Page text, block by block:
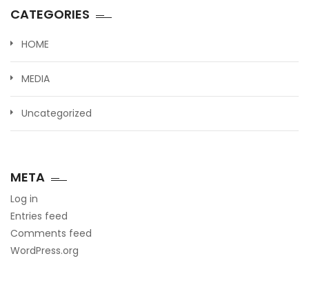
CATEGORIES
HOME
MEDIA
Uncategorized
META
Log in
Entries feed
Comments feed
WordPress.org